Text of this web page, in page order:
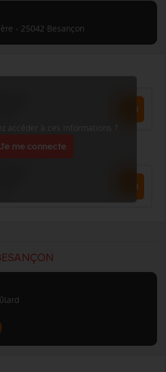
- 25042 Besançon
accéder à ces informations ?
Je me connecte